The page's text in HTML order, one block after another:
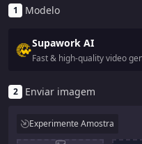
1 Modelo
Supawork AI
Fast & high-quality video
2 Enviar imagem
Experimente Amostra